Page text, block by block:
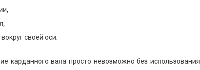
своей оси.
карданного вала просто невозможно без использования